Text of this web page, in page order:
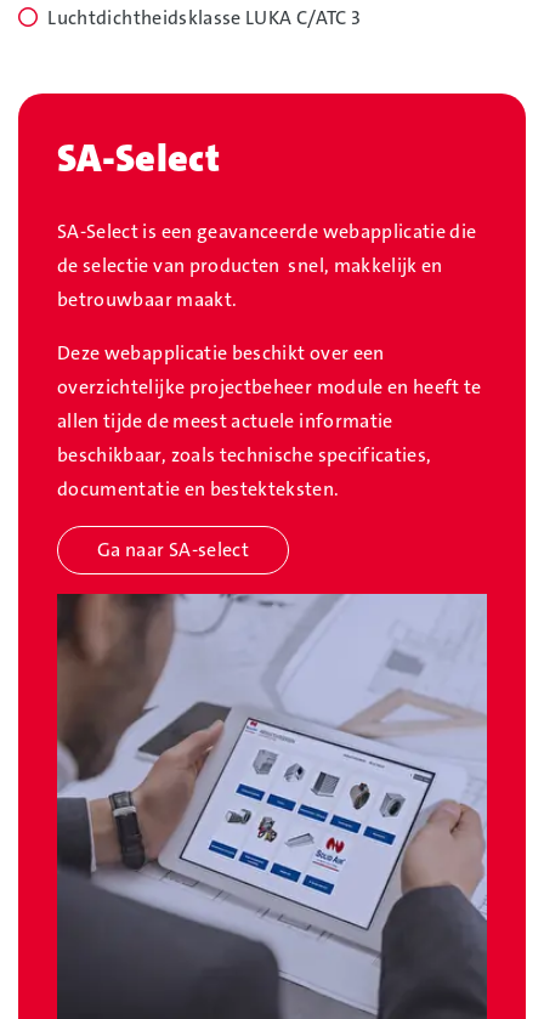
Luchtdichtheidsklasse LUKA C/ATC 3
SA-Select
SA-Select is een geavanceerde webapplicatie die
de selectie van producten snel, makkelijk en
betrouwbaar maakt.
Deze webapplicatie beschikt over een
overzichtelijke projectbeheer module en heeft te
allen tijde de meest actuele informatie
beschikbaar, zoals technische specificaties,
documentatie en bestekteksten.
Ga naar SA-select